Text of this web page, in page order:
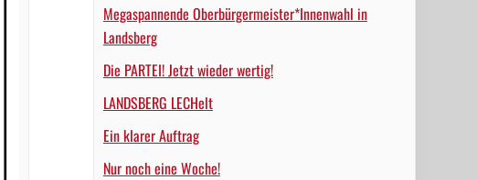
Megaspannende Oberbürgermeister*Innenwahl in
Landsberg
Die PARTEI! Jetzt wieder wertig!
LANDSBERG LECHelt
Ein klarer Auftrag
Nur noch eine Woche!